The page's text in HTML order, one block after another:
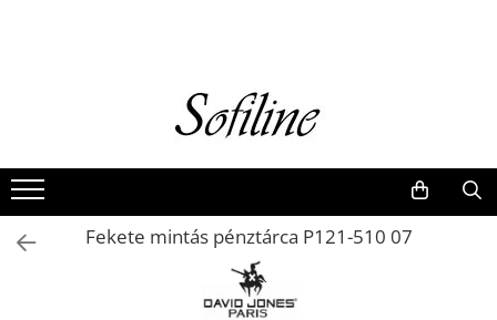
Valódi bőr
Hátizsákok
Elegáns kistáskákFekete mintás pénztárca P121-510 07